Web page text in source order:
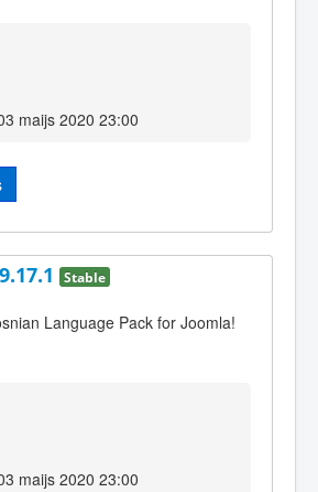
maijs 2020 23:00
Stable
Language Pack for Joomla!
maijs 2020 23:00